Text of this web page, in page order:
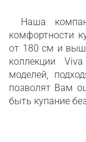
Наша
комфортности
от 180 см и
коллекции
моделей,
позволят Вам
быть купание